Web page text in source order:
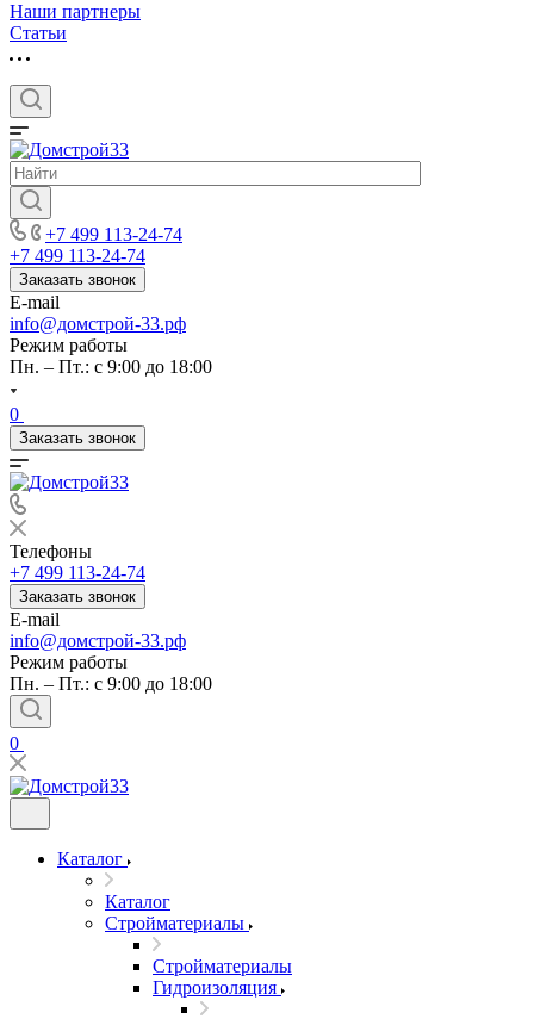
Наши партнеры
Статьи
+7 499 113-24-74
+7 499 113-24-74
Заказать звонок
E-mail
info@домстрой-33.рф
Режим работы
Пн. – Пт.: с 9:00 до 18:00
0
Заказать звонок
Телефоны
+7 499 113-24-74
Заказать звонок
E-mail
info@домстрой-33.рф
Режим работы
Пн. – Пт.: с 9:00 до 18:00
0
Каталог
Каталог
Стройматериалы
Стройматериалы
Гидроизоляция